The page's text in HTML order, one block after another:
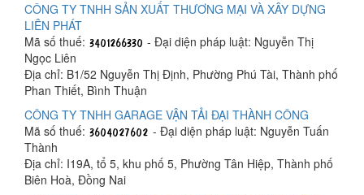
CÔNG TY TNHH SẢN XUẤT THƯƠNG MẠI VÀ XÂY DỰNG
LIÊN PHÁT
Mã số thuế:
- Đại diện pháp luật: Nguyễn Thị
Ngọc Liên
Địa chỉ: B1/52 Nguyễn Thị Định, Phường Phú Tài, Thành phố
Phan Thiết, Bình Thuận
CÔNG TY TNHH GARAGE VẬN TẢI ĐẠI THÀNH CÔNG
Mã số thuế:
- Đại diện pháp luật: Nguyễn Tuấn
Thành
Địa chỉ: I19A, tổ 5, khu phố 5, Phường Tân Hiệp, Thành phố
Biên Hoà, Đồng Nai